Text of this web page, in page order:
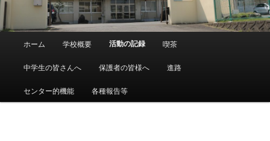
ュ
メ
イ
ン
ホーム 学校概要 活動の記録 喫茶
中学生の皆さんへ 保護者の皆様へ 進路
センター的機能 各種報告等